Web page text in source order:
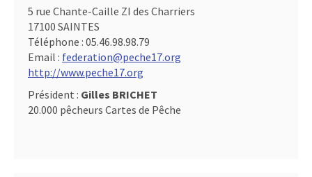
5 rue Chante-Caille ZI des Charriers
17100 SAINTES
Téléphone : 05.46.98.98.79
Email : federation@peche17.org
http://www.peche17.org
Président : Gilles BRICHET
20.000 pêcheurs Cartes de Pêche